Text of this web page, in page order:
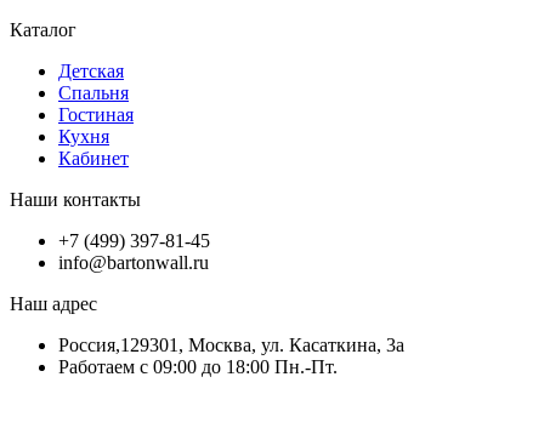
Каталог
Детская
Спальня
Гостиная
Кухня
Кабинет
Наши контакты
+7 (499) 397-81-45
info@bartonwall.ru
Наш адрес
Россия,129301, Москва, ул. Касаткина, 3а
Работаем с 09:00 до 18:00 Пн.-Пт.